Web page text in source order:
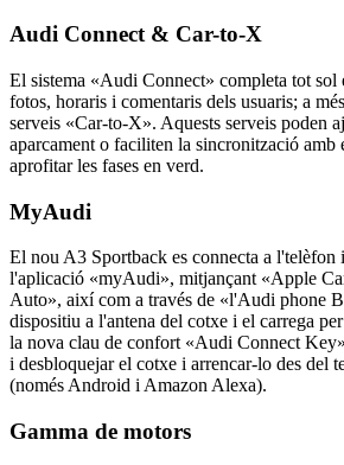
Audi Connect & Car-to-X
El sistema «Audi Connect» completa tot sol
fotos, horaris i comentaris dels usuaris; a
serveis «Car-to-X». Aquests serveis poden
aparcament o faciliten la sincronització amb
aprofitar les fases en verd.
MyAudi
El nou A3 Sportback es connecta a l'telèfon
l'aplicació «myAudi», mitjançant «Apple
Auto», així com a través de «l'Audi phone
dispositiu a l'antena del cotxe i el carrega
la nova clau de confort «Audi Connect
i desbloquejar el cotxe i arrencar-lo des del
(només Android i Amazon Alexa).
Gamma de motors